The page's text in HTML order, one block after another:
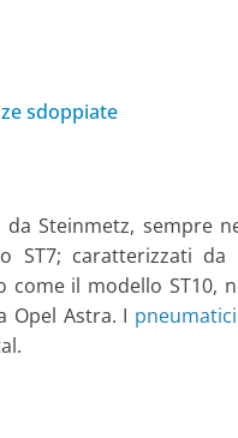
sdoppiate
Steinmetz, sempre
ST7; caratterizzati
il modello ST10,
Opel Astra. I